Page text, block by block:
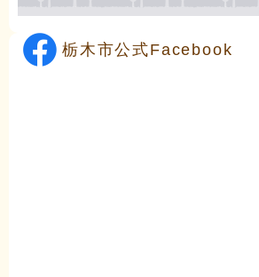
栃木市公式Facebook